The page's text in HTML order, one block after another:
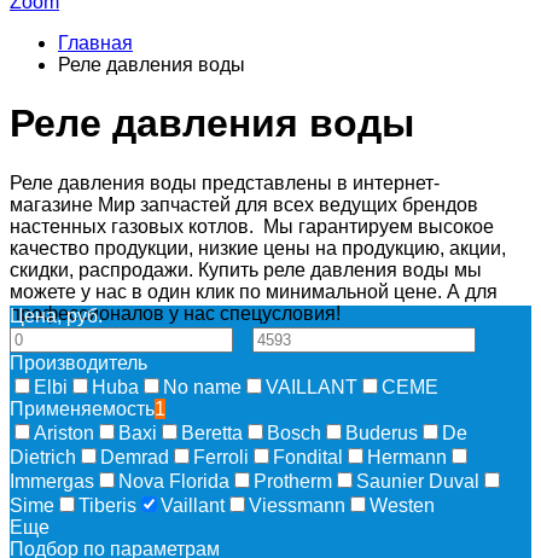
Главная
Реле давления воды
Реле давления воды
Реле давления воды представлены в интернет-
магазине Мир запчастей для всех ведущих брендов
настенных газовых котлов. Мы гарантируем высокое
качество продукции, низкие цены на продукцию, акции,
скидки, распродажи. Купить реле давления воды мы
можете у нас в один клик по минимальной цене. А для
профессионалов у нас спецусловия!
Цена, руб.
Производитель
Elbi
Huba No name VAILLANT
CEME
Применяемость1
Ariston
Baxi Beretta Bosch Buderus
De
Dietrich
Demrad Ferroli Fondital
Hermann
Immergas
Nova Florida Protherm
Saunier Duval
Sime
Tiberis Vaillant Viessmann
Westen
Еще
Подбор по параметрам